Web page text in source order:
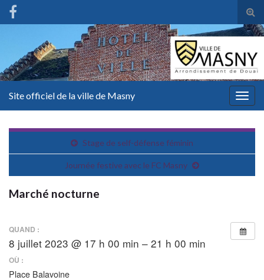
Site officiel de la ville de Masny
Stage de self-défense féminin
Journée festive avec le FC Masny
Marché nocturne
QUAND :
8 juillet 2023 @ 17 h 00 min – 21 h 00 min
OÙ :
Place Balavoine